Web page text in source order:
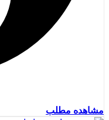
مشاهده مطلب